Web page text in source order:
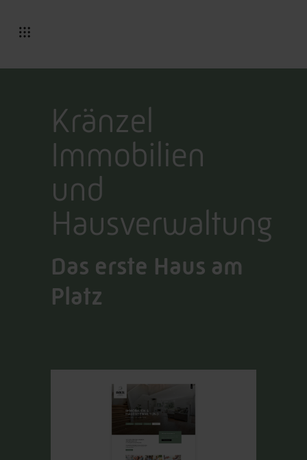
Kränzel
Immobilien
und
Hausverwaltung
Das erste Haus am
Platz